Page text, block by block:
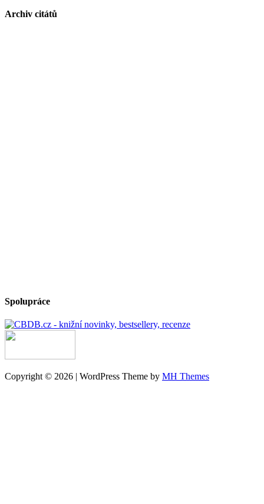
Archiv citátů
Spolupráce
Copyright © 2026 | WordPress Theme by MH Themes